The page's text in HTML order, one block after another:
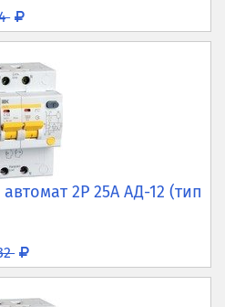
2P 25А АД-12 (тип